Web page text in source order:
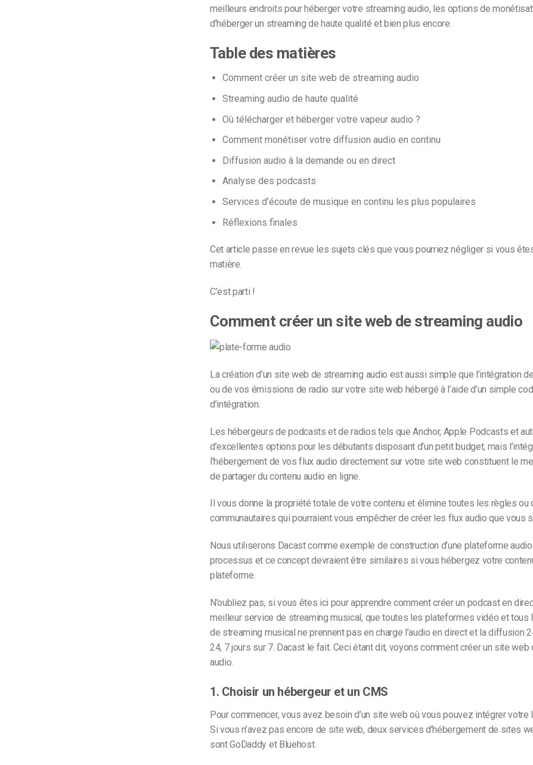
meilleurs endroits pour héberger votre streaming audio, les options de
d’héberger un streaming de haute qualité et bien plus encore.
Table des matières
Comment créer un site web de streaming audio
Streaming audio de haute qualité
Où télécharger et héberger votre vapeur audio ?
Comment monétiser votre diffusion audio en continu
Diffusion audio à la demande ou en direct
Analyse des podcasts
Services d’écoute de musique en continu les plus populaires
Réflexions finales
Cet article passe en revue les sujets clés que vous pourriez négliger si vous
matière.
C’est parti !
Comment créer un site web de streaming audio
La création d’un site web de streaming audio est aussi simple que l’intégration
ou de vos émissions de radio sur votre site web hébergé à l’aide d’un simple
d’intégration.
Les hébergeurs de podcasts et de radios tels que Anchor, Apple Podcasts et
d’excellentes options pour les débutants disposant d’un petit budget, mais
l’hébergement de vos flux audio directement sur votre site web constituent le
de partager du contenu audio en ligne.
Il vous donne la propriété totale de votre contenu et élimine toutes les règles ou
communautaires qui pourraient vous empêcher de créer les flux audio que vous
Nous utiliserons Dacast comme exemple de construction d’une plateforme
processus et ce concept devraient être similaires si vous hébergez votre
plateforme.
N’oubliez pas, si vous êtes ici pour apprendre comment créer un podcast en
meilleur service de streaming musical, que toutes les plateformes vidéo et tous
de streaming musical ne prennent pas en charge l’audio en direct et la diffusion
24, 7 jours sur 7. Dacast le fait. Ceci étant dit, voyons comment créer un site web
audio.
1. Choisir un hébergeur et un CMS
Pour commencer, vous avez besoin d’un site web où vous pouvez intégrer votre
Si vous n’avez pas encore de site web, deux services d’hébergement de sites
sont GoDaddy et Bluehost.